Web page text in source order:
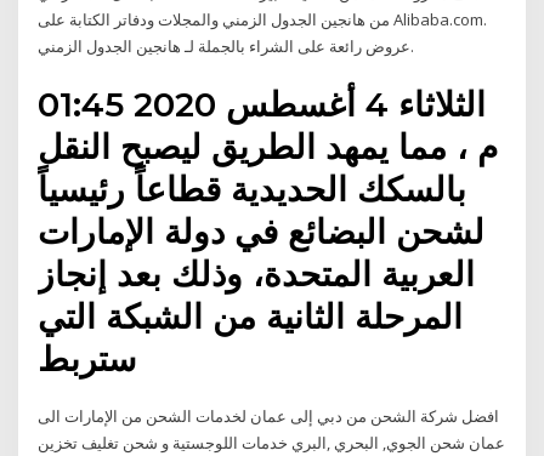
من هانجين الجدول الزمني والمجلات ودفاتر الكتابة على Alibaba.com.
عروض رائعة على الشراء بالجملة لـ هانجين الجدول الزمني.
الثلاثاء 4 أغسطس 2020 01:45
م ، مما يمهد الطريق ليصبح النقل
بالسكك الحديدية قطاعاً رئيسياً
لشحن البضائع في دولة الإمارات
العربية المتحدة، وذلك بعد إنجاز
المرحلة الثانية من الشبكة التي
ستربط
افضل شركة الشحن من دبي إلى عمان لخدمات الشحن من الإمارات الى
عمان شحن الجوي, البحري ,البري خدمات اللوجستية و شحن تغليف تخزين